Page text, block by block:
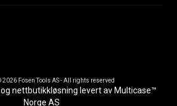
2026 Fosen Tools AS - All rights reserved
og nettbutikkløsning levert av Multicase™
Norge AS